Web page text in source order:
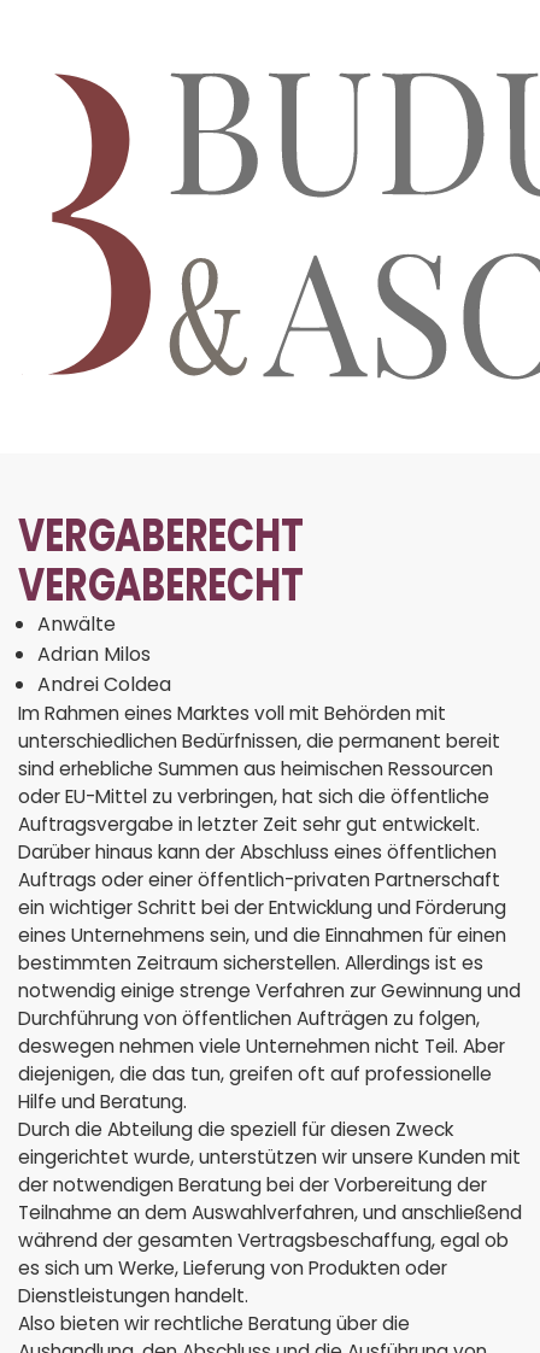
VERGABERECHT
VERGABERECHT
Anwälte
Adrian Milos
Andrei Coldea
Im Rahmen eines Marktes voll mit Behörden mit
unterschiedlichen Bedürfnissen, die permanent bereit
sind erhebliche Summen aus heimischen Ressourcen
oder EU-Mittel zu verbringen, hat sich die öffentliche
Auftragsvergabe in letzter Zeit sehr gut entwickelt.
Darüber hinaus kann der Abschluss eines öffentlichen
Auftrags oder einer öffentlich-privaten Partnerschaft
ein wichtiger Schritt bei der Entwicklung und Förderung
eines Unternehmens sein, und die Einnahmen für einen
bestimmten Zeitraum sicherstellen. Allerdings ist es
notwendig einige strenge Verfahren zur Gewinnung und
Durchführung von öffentlichen Aufträgen zu folgen,
deswegen nehmen viele Unternehmen nicht Teil. Aber
diejenigen, die das tun, greifen oft auf professionelle
Hilfe und Beratung.
Durch die Abteilung die speziell für diesen Zweck
eingerichtet wurde, unterstützen wir unsere Kunden mit
der notwendigen Beratung bei der Vorbereitung der
Teilnahme an dem Auswahlverfahren, und anschließend
während der gesamten Vertragsbeschaffung, egal ob
es sich um Werke, Lieferung von Produkten oder
Dienstleistungen handelt.
Also bieten wir rechtliche Beratung über die